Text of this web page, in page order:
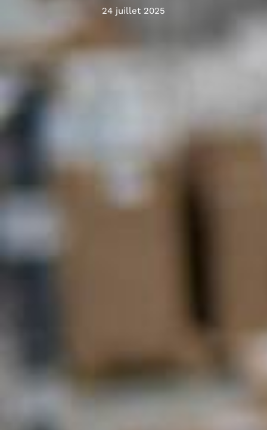
24 juillet 2025